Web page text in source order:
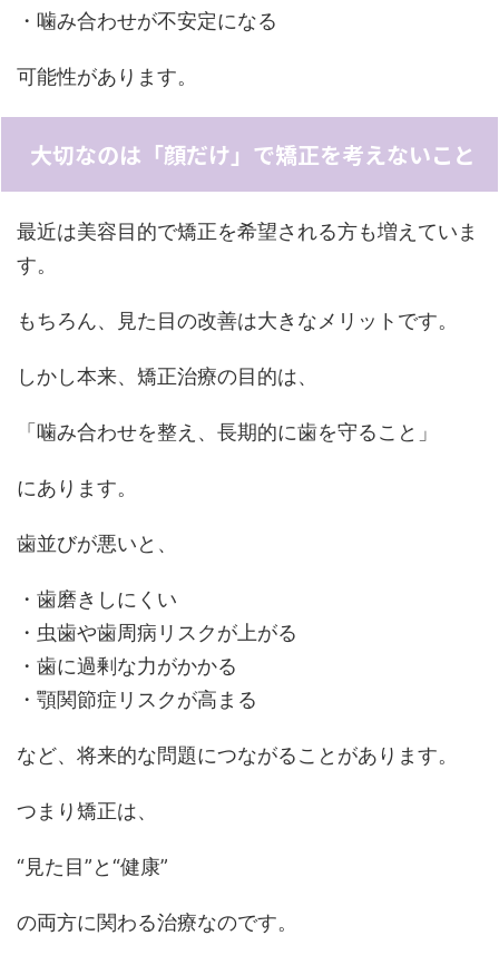
・噛み合わせが不安定になる
可能性があります。
大切なのは「顔だけ」で矯正を考えないこと
最近は美容目的で矯正を希望される方も増えていま
す。
もちろん、見た目の改善は大きなメリットです。
しかし本来、矯正治療の目的は、
「噛み合わせを整え、長期的に歯を守ること」
にあります。
歯並びが悪いと、
・歯磨きしにくい
・虫歯や歯周病リスクが上がる
・歯に過剰な力がかかる
・顎関節症リスクが高まる
など、将来的な問題につながることがあります。
つまり矯正は、
“見た目”と“健康”
の両方に関わる治療なのです。